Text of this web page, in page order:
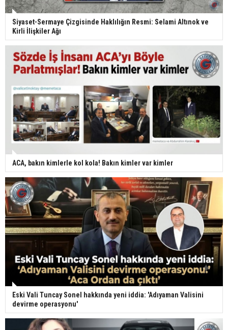
Siyaset-Sermaye Çizgisinde Haklılığın Resmi: Selami Altınok ve
Kirli İlişkiler Ağı
ACA, bakın kimlerle kol kola! Bakın kimler var kimler
Eski Vali Tuncay Sonel hakkında yeni iddia: 'Adıyaman Valisini
devirme operasyonu'